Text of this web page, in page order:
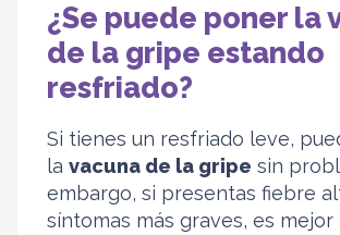
¿Se puede poner la
de la gripe estando
resfriado?
Si tienes un resfriado leve,
la vacuna de la gripe sin
embargo, si presentas fiebre
síntomas más graves, es